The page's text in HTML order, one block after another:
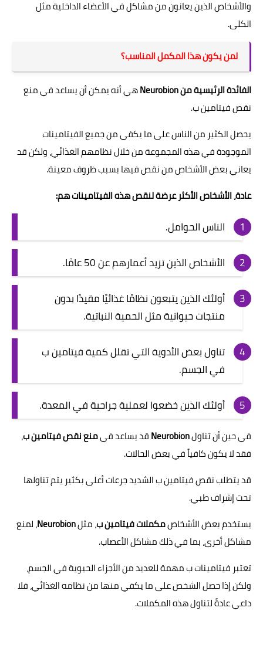
والأشخاص الذين يعانون من مشاكل في الأعضاء الداخلية مثل
الكلى.
لمن يكون هذا المكمل المناسب؟
الفائدة الرئيسية من Neurobion
هي أنه يمكن أن يساعد في منع
نقص فيتامين ب.
يحصل الكثير من الناس على ما يكفي من جميع الفيتامينات
الموجودة في هذه المجموعة من خلال نظامهم الغذائي، ولكن قد
يعاني بعض الأشخاص من نقص فيها بسبب ظروف معينة.
عادة، الأشخاص الأكثر عرضة لنقص هذه الفيتامينات هم:
الناس الحوامل.
الأشخاص الذين تزيد أعمارهم عن 50 عامًا.
أولئك الذين يتبعون نظامًا غذائيًا مقيدًا بدون
منتجات حيوانية مثل الحمية النباتية.
تناول بعض الأدوية التي تقلل كمية فيتامين ب
في الجسم.
أولئك الذين خضعوا لعملية جراحية في المعدة.
في حين أن تناولNeurobionقد يساعد فيمنع نقص فيتامين ب،
فقد لا يكون كافياً في بعض الحالات.
قد يتطلب نقص فيتامين ب الشديد جرعات أعلى بكثير يتم تناولها
تحت إشراف طبي.
يستخدم بعض الأشخاصمكملات فيتامين ب، مثلNeurobion، لمنع
مشاكل أخرى، بما في ذلك مشاكل الأعصاب.
تعتبر فيتامينات ب مهمة للعديد من الأجزاء الحيوية في الجسم،
ولكن إذا حصل الشخص على ما يكفي منها من نظامه الغذائي، فلا
داعي عادةً لتناول هذه المكملات.